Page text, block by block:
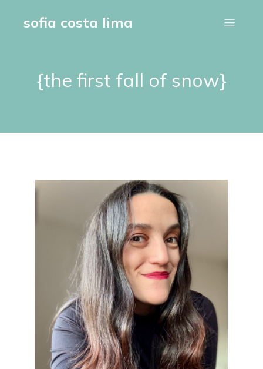
sofia costa lima
{the first fall of snow}